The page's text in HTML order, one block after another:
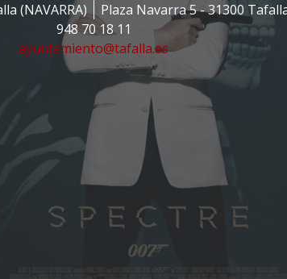
(NAVARRA)
Plaza Navarra 5 - 31300
948 70 18 11
ayuntamiento@tafalla.es